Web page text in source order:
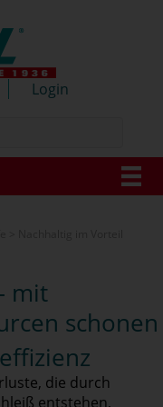
Login
mit
schonen
die durch
entstehen,